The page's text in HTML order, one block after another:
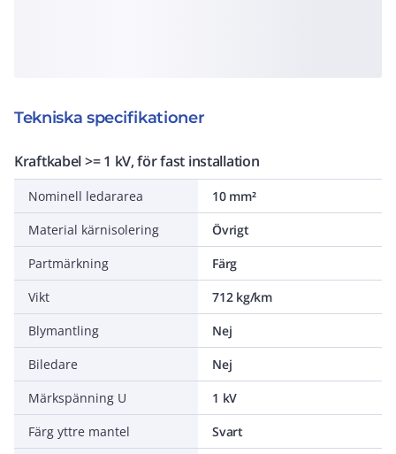
Tekniska specifikationer
Kraftkabel >= 1 kV, för fast installation
Nominell ledararea
10 mm²
Material kärnisolering
Övrigt
Partmärkning
Färg
Vikt
712 kg/km
Blymantling
Nej
Biledare
Nej
Märkspänning U
1 kV
Färg yttre mantel
Svart